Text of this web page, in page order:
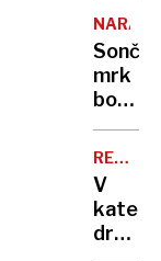
nas
bo
lovil
nov
NARAVA
mrk
bodo
ovirali
oblaki
PET
V